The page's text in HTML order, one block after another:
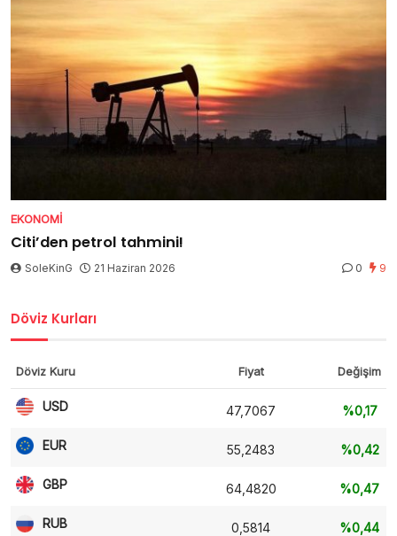
EKONOMI
Citi’den petrol tahmini!
SoleKinG 21 Haziran 2026 0 9
Döviz Kurları
Döviz Kuru Fiyat Değişim
USD 47,7067 %0,17
EUR 55,2483 %0,42
GBP 64,4820 %0,47
RUB 0,5814 %0,44